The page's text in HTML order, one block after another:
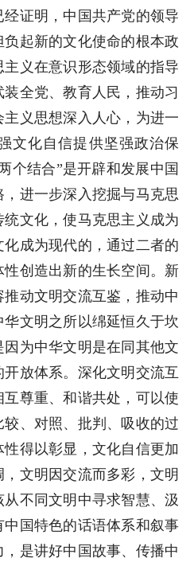
证明，中国共产党的领导
起新的文化使命的根本政
义在意识形态领域的指导
全党、教育人民，推动习
义思想深入人心，为进一
文化自信提供坚强政治保
个结合”是开辟和发展中国
进一步深入挖掘与马克思
文化，使马克思主义成为
成为现代的，通过二者的
创造出新的生长空间。新
动文明交流互鉴，推动中
文明之所以绵延恒久于坎
为中华文明是在同其他文
放体系。深化文明交流互
尊重、和谐共处，可以使
、对照、批判、吸收的过
得以彰显，文化自信更加
文明因交流而多彩，文明
不同文明中寻求智慧、汲
国特色的话语体系和叙事
是讲好中国故事、传播中